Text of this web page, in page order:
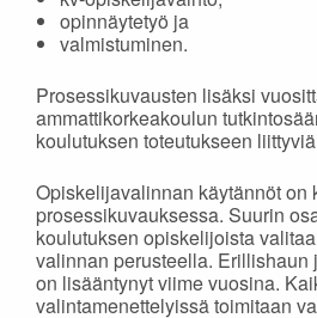
opinnäytetyö ja
valmistuminen.
Prosessikuvausten lisäksi
ammattikorkeakoulun
koulutuksen toteutukseen
Opiskelijavalinnan käytännöt on
prosessikuvauksessa. Suurin
koulutuksen opiskelijoista
valinnan perusteella. Erillishaun
on lisääntynyt viime vuosina.
valintamenettelyissä toimitaan